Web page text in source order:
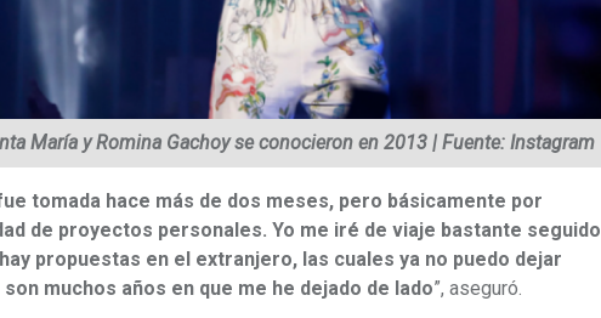
María y Romina Gachoy se conocieron en 2013 | Fuente: Instagram
tomada hace más de dos meses, pero básicamente por
de proyectos personales. Yo me iré de viaje bastante seguido
propuestas en el extranjero, las cuales ya no puedo dejar
muchos años en que me he dejado de lado”, aseguró.